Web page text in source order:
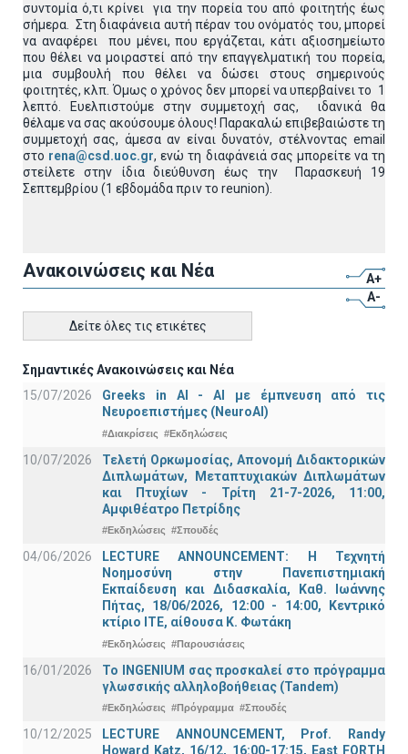
συντομία ό,τι κρίνει για την πορεία του από φοιτητής έως
σήμερα. Στη διαφάνεια αυτή πέραν του ονόματός του, μπορεί
να αναφέρει που μένει, που εργάζεται, κάτι αξιοσημείωτο
που θέλει να μοιραστεί από την επαγγελματική του πορεία,
μια συμβουλή που θέλει να δώσει στους σημερινούς
φοιτητές, κλπ. Όμως ο χρόνος δεν μπορεί να υπερβαίνει το 1
λεπτό. Ευελπιστούμε στην συμμετοχή σας, ιδανικά θα
θέλαμε να σας ακούσουμε όλους! Παρακαλώ επιβεβαιώστε τη
συμμετοχή σας, άμεσα αν είναι δυνατόν, στέλνοντας email
στο rena@csd.uoc.gr, ενώ τη διαφάνειά σας μπορείτε να τη
στείλετε στην ίδια διεύθυνση έως την Παρασκευή 19
Σεπτεμβρίου (1 εβδομάδα πριν το reunion).
Ανακοινώσεις και Νέα
A+
A-
Δείτε όλες τις ετικέτες
Σημαντικές Ανακοινώσεις και Νέα
15/07/2026
Greeks in AI - ΑΙ με έμπνευση από τις
Νευροεπιστήμες (NeuroAI)
#Διακρίσεις #Εκδηλώσεις
10/07/2026
Τελετή Ορκωμοσίας, Απονομή Διδακτορικών
Διπλωμάτων, Μεταπτυχιακών Διπλωμάτων
και Πτυχίων - Τρίτη 21-7-2026, 11:00,
Αμφιθέατρο Πετρίδης
#Εκδηλώσεις #Σπουδές
04/06/2026
LECTURE ANNOUNCEMENT: Η Τεχνητή
Νοημοσύνη στην Πανεπιστημιακή
Εκπαίδευση και Διδασκαλία, Καθ. Ιωάννης
Πήτας, 18/06/2026, 12:00 - 14:00, Κεντρικό
κτίριο ΙΤΕ, αίθουσα Κ. Φωτάκη
#Εκδηλώσεις #Παρουσιάσεις
16/01/2026
Το INGENIUM σας προσκαλεί στο πρόγραμμα
γλωσσικής αλληλοβοήθειας (Tandem)
#Εκδηλώσεις #Πρόγραμμα #Σπουδές
10/12/2025
LECTURE ANNOUNCEMENT, Prof. Randy
Howard Katz, 16/12, 16:00-17:15, East FORTH